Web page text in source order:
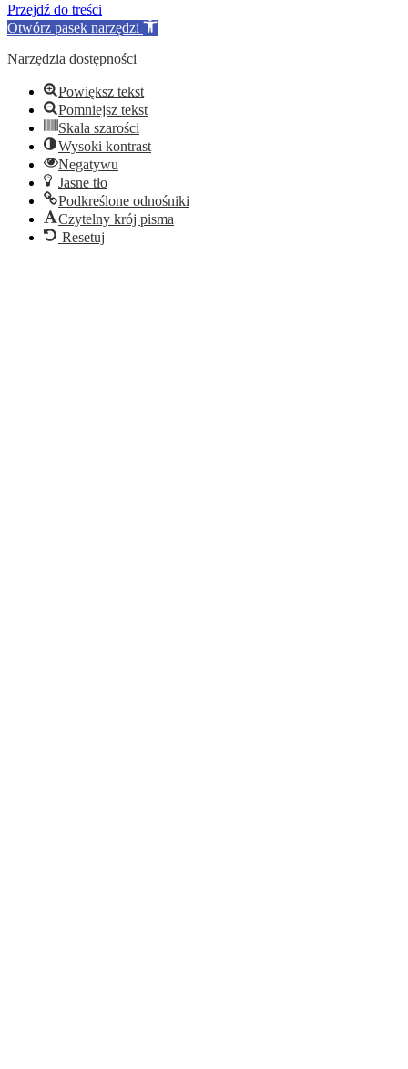
Przejdź do treści
Otwórz pasek narzędzi
Narzędzia dostępności
Powiększ tekst
Pomniejsz tekst
Skala szarości
Wysoki kontrast
Negatywu
Jasne tło
Podkreślone odnośniki
Czytelny krój pisma
Resetuj